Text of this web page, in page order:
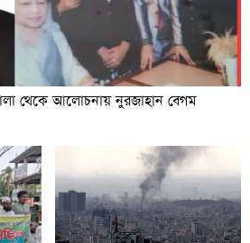
থেকে আলোচনায় নুরজাহান বেগম